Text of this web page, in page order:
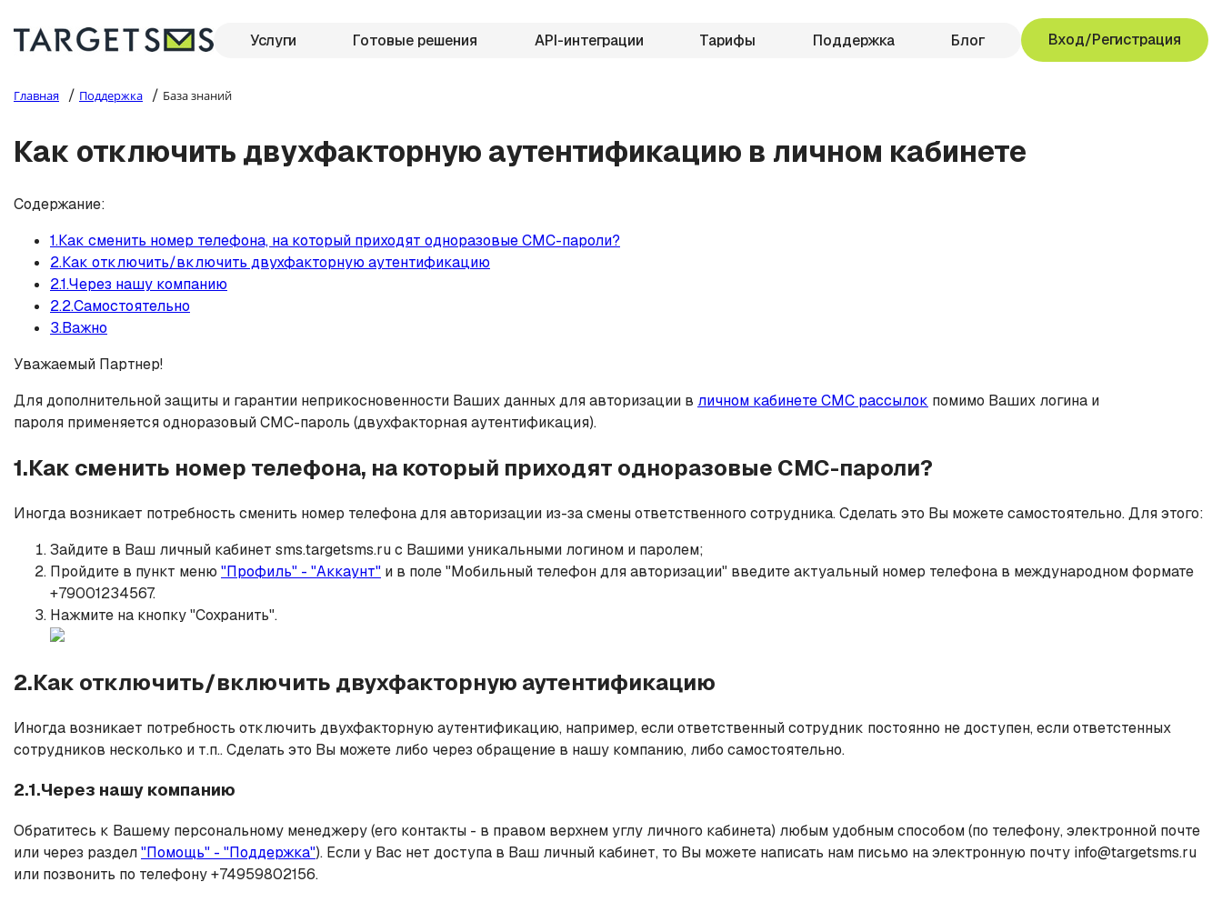
Услуги Готовые решения API-интеграции Тарифы Поддержка Блог Вход/Регистрация
Главная / Поддержка / База знаний
Как отключить двухфакторную аутентификацию в личном кабинете
Содержание:
1.Как сменить номер телефона, на который приходят одноразовые СМС-пароли?
2.Как отключить/включить двухфакторную аутентификацию
2.1.Через нашу компанию
2.2.Самостоятельно
3.Важно
Уважаемый Партнер!
Для дополнительной защиты и гарантии неприкосновенности Ваших данных для авторизации в личном кабинете СМС рассылок помимо Ваших логина и
пароля применяется одноразовый СМС-пароль (двухфакторная аутентификация).
1.Как сменить номер телефона, на который приходят одноразовые СМС-пароли?
Иногда возникает потребность сменить номер телефона для авторизации из-за смены ответственного сотрудника. Сделать это Вы можете самостоятельно. Для этого:
Зайдите в Ваш личный кабинет sms.targetsms.ru с Вашими уникальными логином и паролем;
Пройдите в пункт меню "Профиль" - "Аккаунт" и в поле "Мобильный телефон для авторизации" введите актуальный номер телефона в международном формате
+79001234567.
Нажмите на кнопку "Сохранить".
2.Как отключить/включить двухфакторную аутентификацию
Иногда возникает потребность отключить двухфакторную аутентификацию, например, если ответственный сотрудник постоянно не доступен, если ответстенных
сотрудников несколько и т.п.. Сделать это Вы можете либо через обращение в нашу компанию, либо самостоятельно.
2.1.Через нашу компанию
Обратитесь к Вашему персональному менеджеру (его контакты - в правом верхнем углу личного кабинета) любым удобным способом (по телефону, электронной почте
или через раздел"Помощь" - "Поддержка"). Если у Вас нет доступа в Ваш личный кабинет, то Вы можете написать нам письмо на электронную почту info@targetsms.ru
или позвонить по телефону +74959802156.